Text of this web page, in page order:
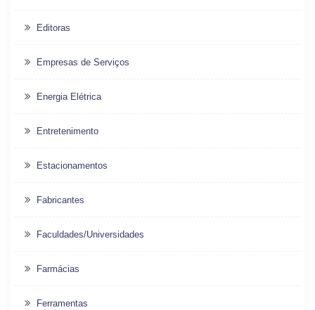
Editoras
Empresas de Serviços
Energia Elétrica
Entretenimento
Estacionamentos
Fabricantes
Faculdades/Universidades
Farmácias
Ferramentas